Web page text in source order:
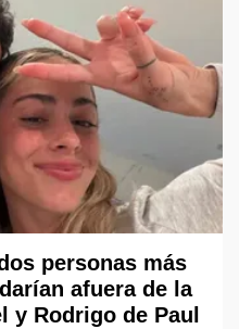
personas más
afuera de la
y Rodrigo de Paul